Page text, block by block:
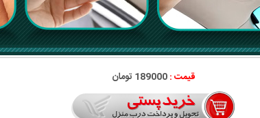
قیمت :189000 تومان